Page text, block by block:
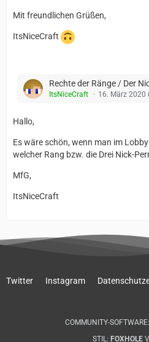
Mit freundlichen Grüßen,
ItsNiceCraft
Rechte der Ränge / Der
ItsNiceCraft 16. März 2020
Hallo,
Es wäre schön, wenn man im
welcher Rang bzw. die Drei Nick-
MfG,
ItsNiceCraft
Twitter Instagram
COMMUNITY-SOFTWARE:
STIL: FOXHOLE